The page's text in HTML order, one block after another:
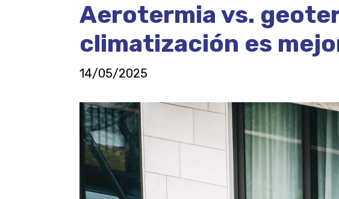
Aerotermia vs.
climatización es
14/05/2025